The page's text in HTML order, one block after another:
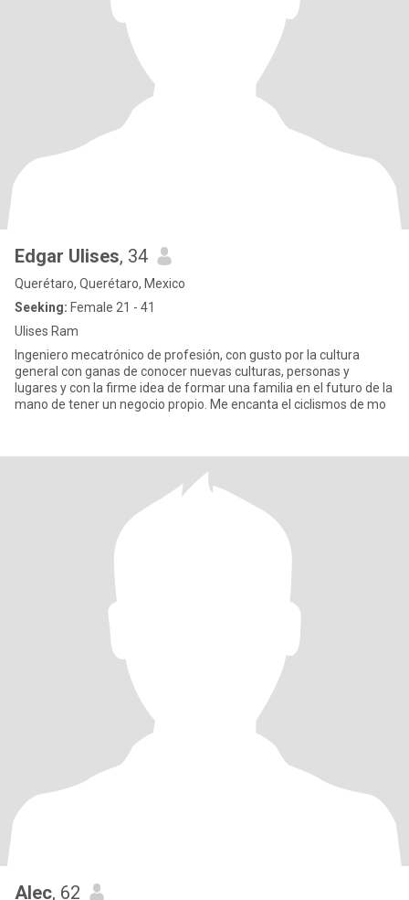
Edgar Ulises, 34
Querétaro, Querétaro, Mexico
Seeking: Female 21 - 41
Ulises Ram
Ingeniero mecatrónico de profesión, con gusto por la cultura
general con ganas de conocer nuevas culturas, personas y
lugares y con la firme idea de formar una familia en el futuro de la
mano de tener un negocio propio. Me encanta el ciclismos de mo
Alec, 62